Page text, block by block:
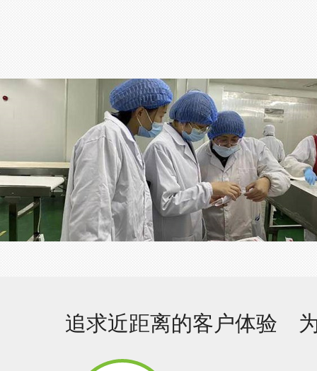
追求近距离的客户体验